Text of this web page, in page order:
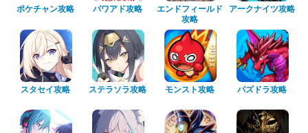
ポケチャン攻略 パワアド攻略 エンドフィールド
攻略
アークナイツ攻略
スタセイ攻略 ステラソラ攻略 モンスト攻略 パズドラ攻略